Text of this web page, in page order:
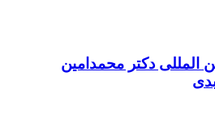
المللی دکتر محمدامین